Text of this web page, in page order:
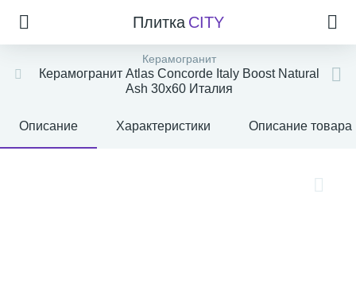
Плитка CITY
Керамогранит
Керамогранит Atlas Concorde Italy Boost Natural
Ash 30x60 Италия
Описание Характеристики Описание товара